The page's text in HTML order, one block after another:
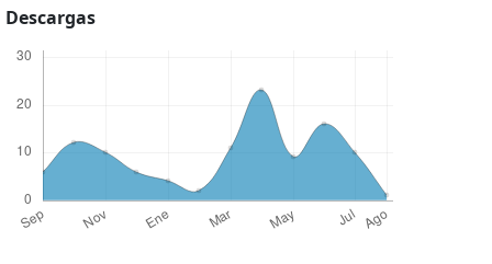
Descargas